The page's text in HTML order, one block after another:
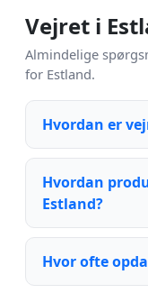
Vejret i
Almindelige
for Estland.
Hvordan er
Hvordan
Estland?
Hvor ofte